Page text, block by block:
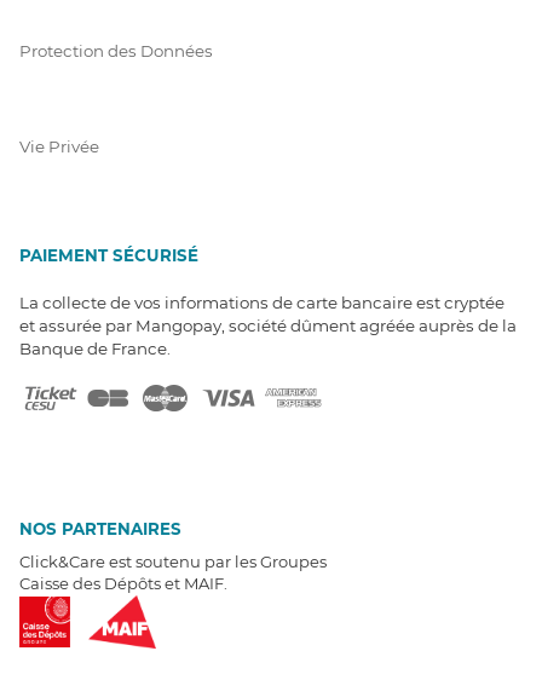
Protection des Données
Vie Privée
PAIEMENT SÉCURISÉ
La collecte de vos informations de carte bancaire est cryptée
et assurée par Mangopay, société dûment agréée auprès de la
Banque de France.
NOS PARTENAIRES
Click&Care est soutenu par les Groupes
Caisse des Dépôts et MAIF.